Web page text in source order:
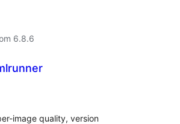
6.8.6
image quality, version